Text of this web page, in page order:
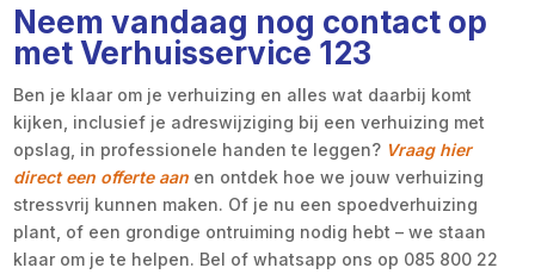
Neem vandaag nog contact op
met Verhuisservice 123
Ben je klaar om je verhuizing en alles wat daarbij komt
kijken, inclusief je adreswijziging bij een verhuizing met
opslag, in professionele handen te leggen? Vraag hier
direct een offerte aan en ontdek hoe we jouw verhuizing
stressvrij kunnen maken. Of je nu een spoedverhuizing
plant, of een grondige ontruiming nodig hebt – we staan
klaar om je te helpen. Bel of whatsapp ons op 085 800 22